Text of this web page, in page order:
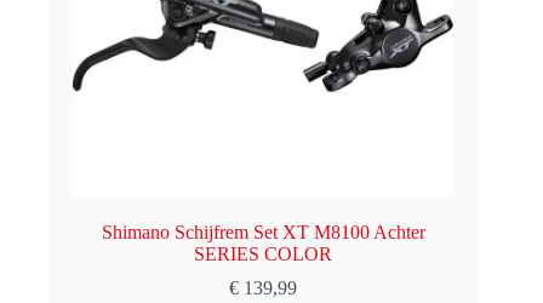
Shimano Schijfrem Set XT M8100 Achter
SERIES COLOR
€ 139,99